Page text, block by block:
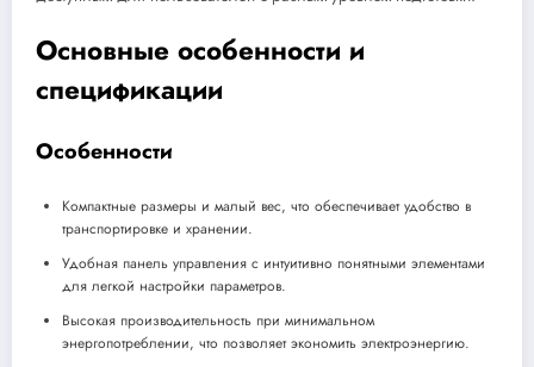
Основные особенности и
спецификации
Особенности
Компактные размеры и малый вес, что обеспечивает удобство в
транспортировке и хранении.
Удобная панель управления с интуитивно понятными элементами
для легкой настройки параметров.
Высокая производительность при минимальном
энергопотреблении, что позволяет экономить электроэнергию.